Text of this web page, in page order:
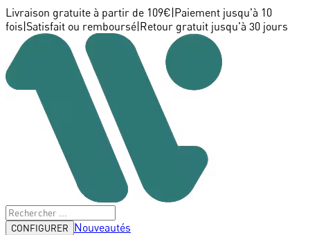
Livraison gratuite à partir de 109€ Paiement jusqu'à 10
fois Satisfait ou remboursé Retour gratuit jusqu'à 30 jours
CONFIGURER
Nouveautés